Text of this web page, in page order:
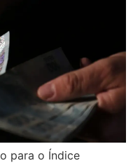
para o Índice